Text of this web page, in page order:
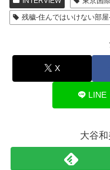
残穢-住んではいけない部屋
X
LINE
大谷